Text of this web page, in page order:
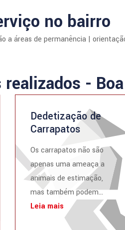
no bairro
a áreas de permanência |
-
Dedetização de
Carrapatos
Os carrapatos não são
apenas uma ameaça a
animais de estimação,
mas também podem...
Leia mais